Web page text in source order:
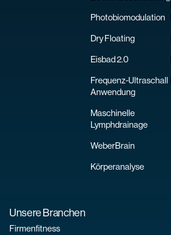
Photobiomodulation
Dry Floating
Eisbad 2.0
Frequenz-Ultraschall
Anwendung
Maschinelle
Lymphdrainage
WeberBrain
Körperanalyse
Unsere Branchen
Firmenfitness